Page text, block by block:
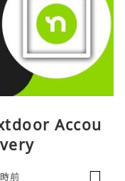
Accou
前